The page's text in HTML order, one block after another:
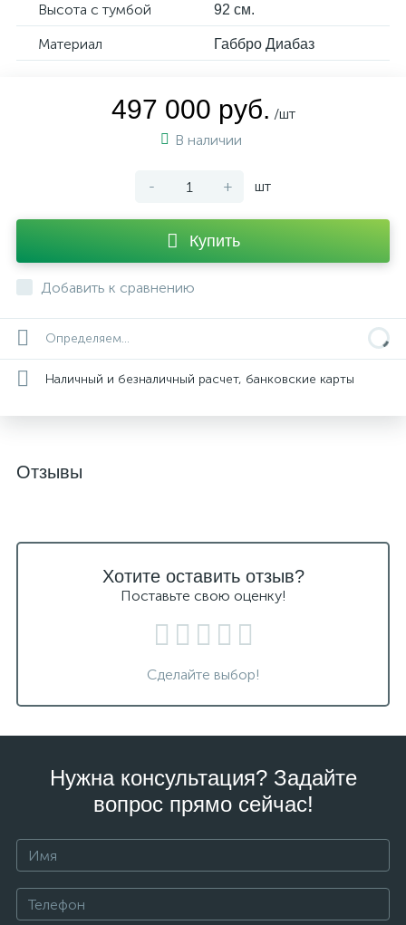
Высота с тумбой 92 см.
Материал Габбро Диабаз
497 000 руб. /шт
В наличии
- + шт
Купить
Добавить к сравнению
Определяем...
Наличный и безналичный расчет, банковские карты
Отзывы
Хотите оставить отзыв?
Поставьте свою оценку!
Сделайте выбор!
Нужна консультация? Задайте
вопрос прямо сейчас!